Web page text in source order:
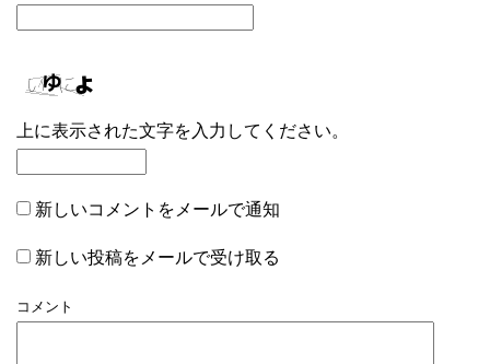
上に表示された文字を入力してください。
新しいコメントをメールで通知
新しい投稿をメールで受け取る
コメント